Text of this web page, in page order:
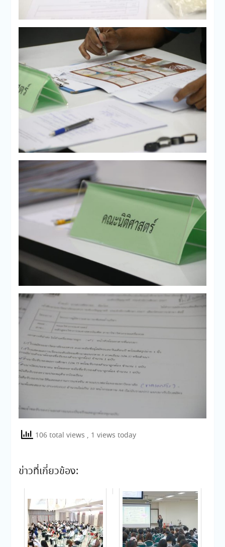
106 total views , 1 views today
ข่าวที่เกี่ยวข้อง: